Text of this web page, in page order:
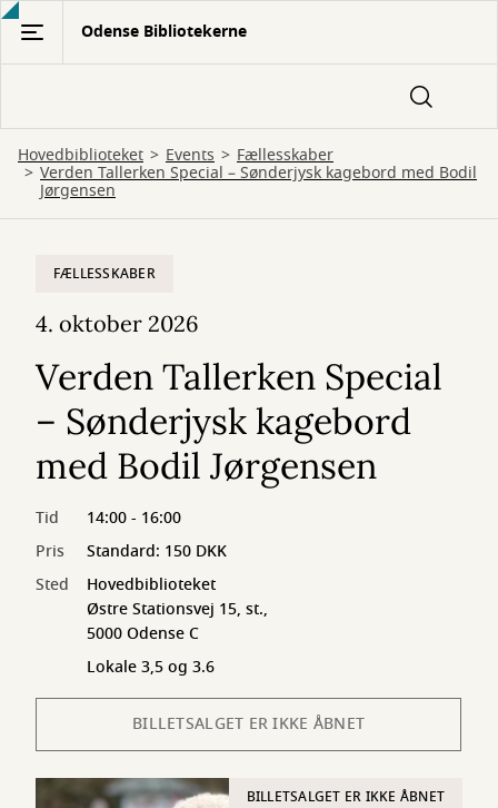
Gå
hovedindhold
Odense Bibliotekerne
Hovedbiblioteket Events Fællesskaber
Verden Tallerken Special – Sønderjysk kagebord med Bodil
Jørgensen
BILLETSALGET ER IKKE ÅBNET
FÆLLESSKABER
4. oktober 2026
Verden Tallerken Special
– Sønderjysk kagebord
med Bodil Jørgensen
Tid
14:00 - 16:00
Pris
Standard: 150 DKK
Sted
Hovedbiblioteket
Østre Stationsvej 15, st.,
5000 Odense C
Lokale 3,5 og 3.6
BILLETSALGET ER IKKE ÅBNET